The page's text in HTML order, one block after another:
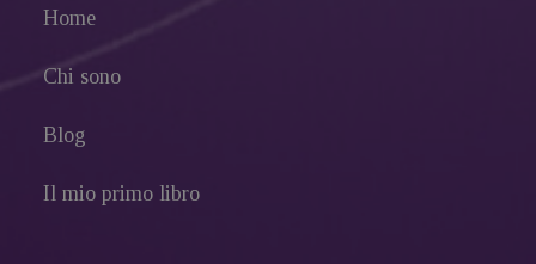
Home
Chi sono
Blog
Il mio primo libro